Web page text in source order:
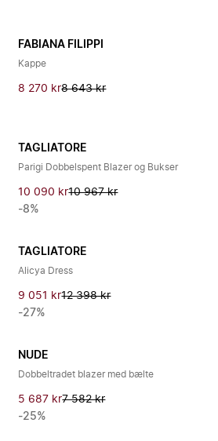
FABIANA FILIPPI
Kappe
8 270 kr8 643 kr
TAGLIATORE
Parigi Dobbelspent Blazer og Bukser
10 090 kr10 967 kr
-8%
TAGLIATORE
Alicya Dress
9 051 kr12 398 kr
-27%
NUDE
Dobbeltradet blazer med bælte
5 687 kr7 582 kr
-25%